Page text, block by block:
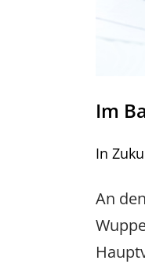
Im
In
An